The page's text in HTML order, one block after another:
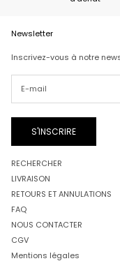
Newsletter
Inscrivez-vous à notre
S'INSCRIRE
RECHERCHER
LIVRAISON
RETOURS ET ANNULATIONS
FAQ
NOUS CONTACTER
CGV
Mentions légales